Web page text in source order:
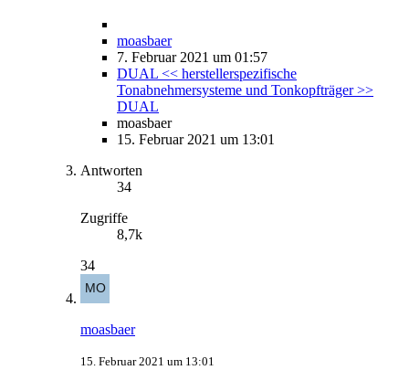
moasbaer
7. Februar 2021 um 01:57
DUAL << herstellerspezifische
Tonabnehmersysteme und Tonkopfträger >>
DUAL
moasbaer
15. Februar 2021 um 13:01
Antworten
34
Zugriffe
8,7k
34
moasbaer
15. Februar 2021 um 13:01